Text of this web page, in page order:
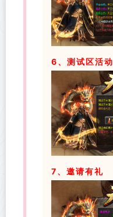
6、测试区活动
7、邀请有礼